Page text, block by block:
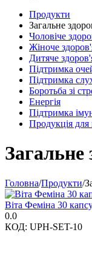
Продукти
Загальне
Чоловіче
Жіноче
Дитяче
Підтримка
Підтримка
Боротьба зі
Енергія
Підтримка
Продукція для
Загальне
Головна/Продукти/
Віта Феміна 30
0.0
КОД: UPH-SET-10